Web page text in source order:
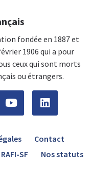
fondée en 1887 et
1906 qui a pour
ceux qui sont morts
ou étrangers.
Contact
RAFI-SF Nos statuts